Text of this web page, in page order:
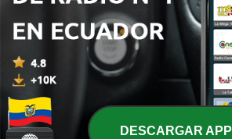
Deejay Chiama Italia
DESCARGAR APP